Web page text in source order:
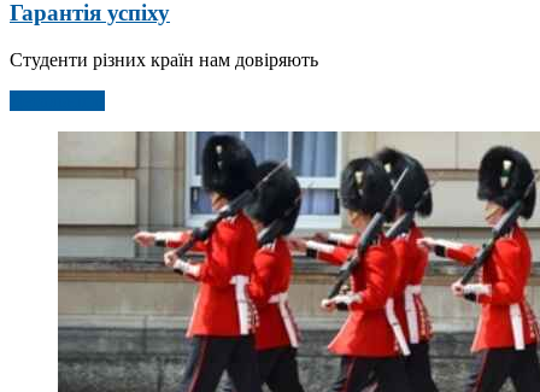
Гарантія успіху
Студенти різних країн нам довіряють